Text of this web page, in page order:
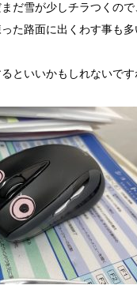
だ雪が少しチラつくの
た路面に出くわす事も多
といいかもしれないです